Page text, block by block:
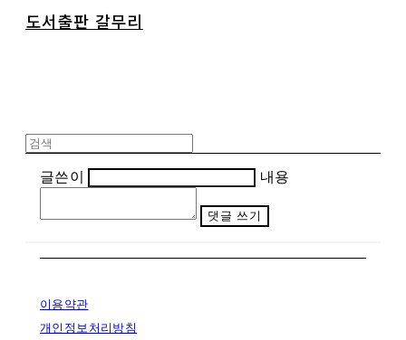
도서출판 갈무리
글쓴이 내용
댓글 쓰기
이용약관
개인정보처리방침